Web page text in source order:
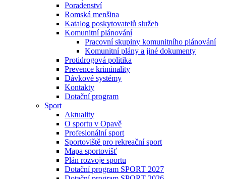
Poradenství
Romská menšina
Katalog poskytovatelů služeb
Komunitní plánování
Pracovní skupiny komunitního plánování
Komunitní plány a jiné dokumenty
Protidrogová politika
Prevence kriminality
Dávkové systémy
Kontakty
Dotační program
Sport
Aktuality
O sportu v Opavě
Profesionální sport
Sportoviště pro rekreační sport
Mapa sportovišť
Plán rozvoje sportu
Dotační program SPORT 2027